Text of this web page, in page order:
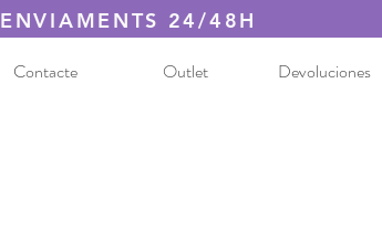
ENVIAMENTS 24/48H
Contacte Outlet Devoluciones